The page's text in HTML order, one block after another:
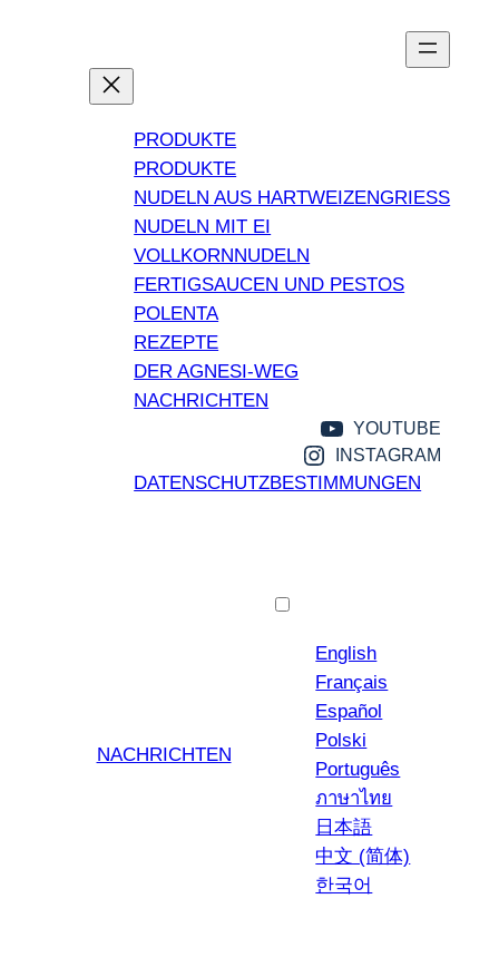
PRODUKTE
PRODUKTE
NUDELN AUS HARTWEIZENGRIESS
NUDELN MIT EI
VOLLKORNNUDELN
FERTIGSAUCEN UND PESTOS
POLENTA
REZEPTE
DER AGNESI-WEG
NACHRICHTEN
YOUTUBE
INSTAGRAM
DATENSCHUTZBESTIMMUNGEN
NACHRICHTEN
English
Français
Español
Polski
Português
ภาษาไทย
日本語
中文 (简体)
한국어